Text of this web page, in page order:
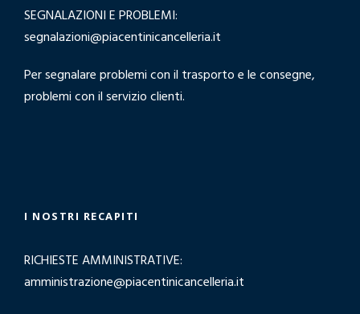
SEGNALAZIONI E PROBLEMI:
segnalazioni@piacentinicancelleria.it
Per segnalare problemi con il trasporto e le consegne,
problemi con il servizio clienti.
I NOSTRI RECAPITI
RICHIESTE AMMINISTRATIVE:
amministrazione@piacentinicancelleria.it